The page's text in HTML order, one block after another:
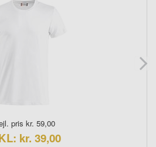
pris kr. 59,00
kr. 39,00